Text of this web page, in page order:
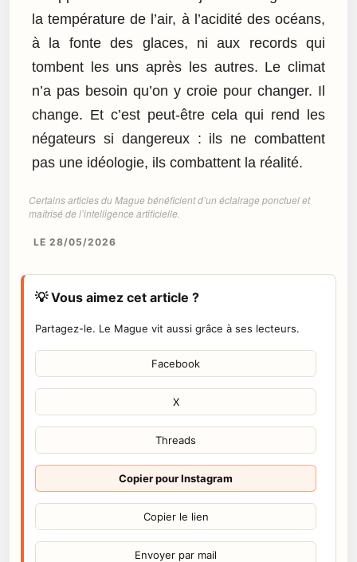
la température de l’air, à l’acidité des océans,
à la fonte des glaces, ni aux records qui
tombent les uns après les autres. Le climat
n’a pas besoin qu’on y croie pour changer. Il
change. Et c’est peut-être cela qui rend les
négateurs si dangereux : ils ne combattent
pas une idéologie, ils combattent la réalité.
Certains articles du Mague bénéficient d’un éclairage ponctuel et
maîtrisé de l’intelligence artificielle.
LE 28/05/2026
💡 Vous aimez cet article ?
Partagez-le. Le Mague vit aussi grâce à ses lecteurs.
Facebook
X
Threads
Copier pour Instagram
Copier le lien
Envoyer par mail